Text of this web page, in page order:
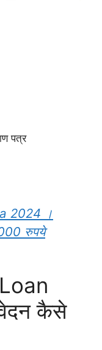
पत्र
2024 ।
रुपये
कैसे